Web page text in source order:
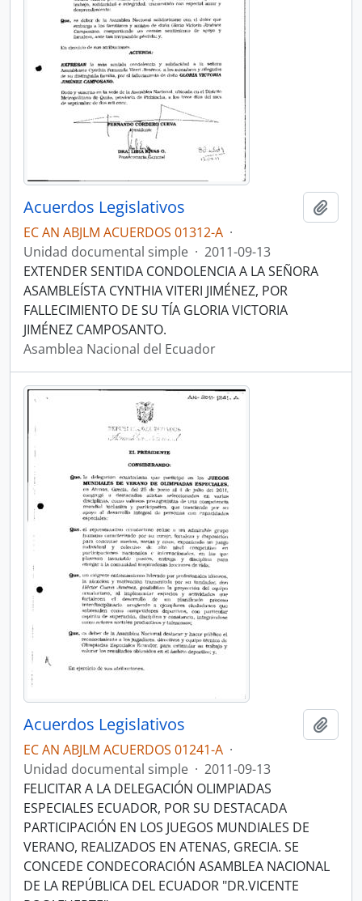
Acuerdos Legislativos
EC AN ABJLM ACUERDOS 01312-A ·
Unidad documental simple · 2011-09-13
EXTENDER SENTIDA CONDOLENCIA A LA SEÑORA
ASAMBLEÍSTA CYNTHIA VITERI JIMÉNEZ, POR
FALLECIMIENTO DE SU TÍA GLORIA VICTORIA
JIMÉNEZ CAMPOSANTO.
Asamblea Nacional del Ecuador
Acuerdos Legislativos
EC AN ABJLM ACUERDOS 01241-A ·
Unidad documental simple · 2011-09-13
FELICITAR A LA DELEGACIÓN OLIMPIADAS
ESPECIALES ECUADOR, POR SU DESTACADA
PARTICIPACIÓN EN LOS JUEGOS MUNDIALES DE
VERANO, REALIZADOS EN ATENAS, GRECIA. SE
CONCEDE CONDECORACIÓN ASAMBLEA NACIONAL
DE LA REPÚBLICA DEL ECUADOR "DR.VICENTE